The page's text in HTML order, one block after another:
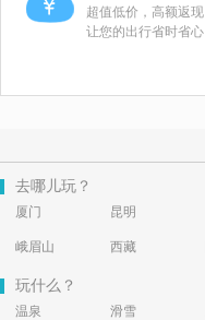
超值低价，高额返现
让您的出行省时省心
去哪儿玩？
厦门 昆明
峨眉山 西藏
玩什么？
温泉 滑雪